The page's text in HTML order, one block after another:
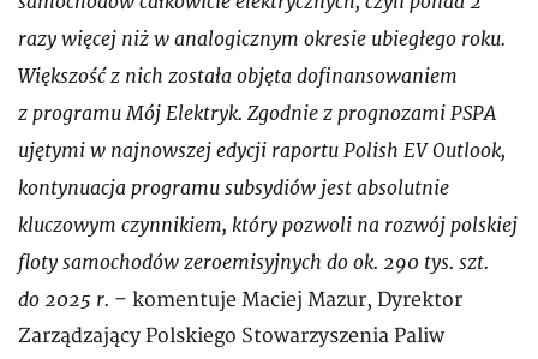
razy więcej niż w analogicznym okresie ubiegłego roku.
Większość z nich została objęta dofinansowaniem
z programu Mój Elektryk. Zgodnie z prognozami PSPA
ujętymi w najnowszej edycji raportu Polish EV Outlook,
kontynuacja programu subsydiów jest absolutnie
kluczowym czynnikiem, który pozwoli na rozwój polskiej
floty samochodów zeroemisyjnych do ok. 290 tys. szt.
do 2025 r. – komentuje Maciej Mazur, Dyrektor
Zarządzający Polskiego Stowarzyszenia Paliw